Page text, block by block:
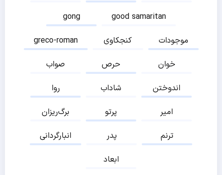
gong
good samaritan
greco-roman
کنجکاوی
موجودات
صواب
حرص
خوان
روا
شاداب
اندوختن
برگ‌ریزان
پرتو
امیر
انبارگردانی
پدر
ترنم
ابعاد